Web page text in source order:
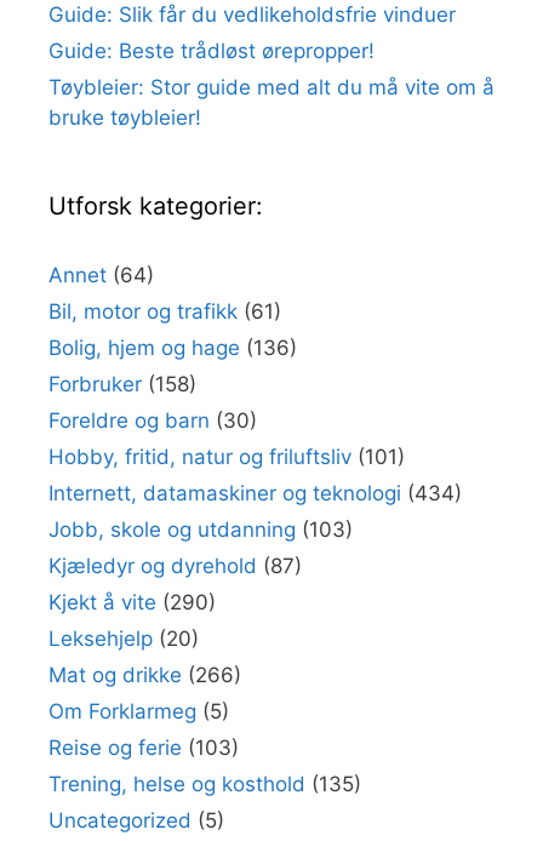
Guide: Slik får du vedlikeholdsfrie vinduer
Guide: Beste trådløst ørepropper!
Tøybleier: Stor guide med alt du må vite om å
bruke tøybleier!
Utforsk kategorier:
Annet (64)
Bil, motor og trafikk (61)
Bolig, hjem og hage (136)
Forbruker (158)
Foreldre og barn (30)
Hobby, fritid, natur og friluftsliv (101)
Internett, datamaskiner og teknologi (434)
Jobb, skole og utdanning (103)
Kjæledyr og dyrehold (87)
Kjekt å vite (290)
Leksehjelp (20)
Mat og drikke (266)
Om Forklarmeg (5)
Reise og ferie (103)
Trening, helse og kosthold (135)
Uncategorized (5)